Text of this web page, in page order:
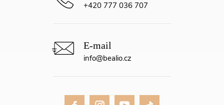
info@bealio.cz
+420 777 036 707